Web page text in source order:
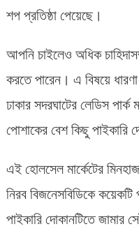
শপ প্রতিষ্ঠা পেয়েছে।
আপনি চাইলেও অধিক
করতে পারেন। এ বিষয়ে ধারণা
ঢাকার সদরঘাটের লেডিস পার্ক
পোশাকের বেশ কিছু পাইকারি
এই হোলসেল মার্কেটের
নিরব বিজনেসবিডিকে
পাইকারি দোকানটিতে জামার